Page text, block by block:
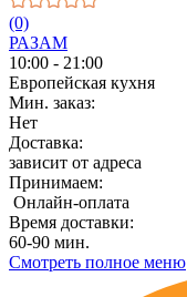
(0)
РАЗАМ
10:00 - 21:00
Европейская кухня
Мин. заказ:
Нет
Доставка:
зависит от адреса
Принимаем:
Онлайн-оплата
Время доставки:
60-90 мин.
Смотреть полное меню